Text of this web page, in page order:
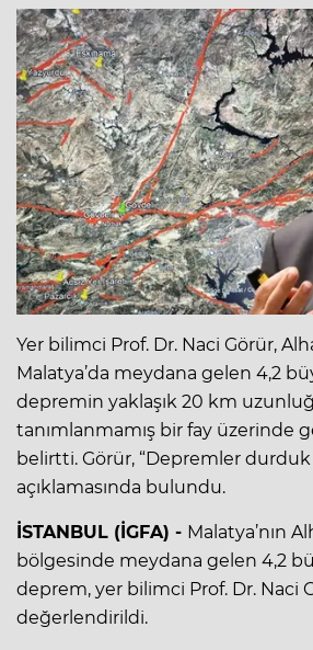
Yer bilimci Prof. Dr. Naci Görür,
Malatya’da meydana gelen 4,2
depremin yaklaşık 20 km
tanımlanmamış bir fay üzerinde
belirtti. Görür, “Depremler
açıklamasında bulundu.
İSTANBUL (İGFA) - Malatya’nın
bölgesinde meydana gelen 4,2
deprem, yer bilimci Prof. Dr. Naci
değerlendirildi.